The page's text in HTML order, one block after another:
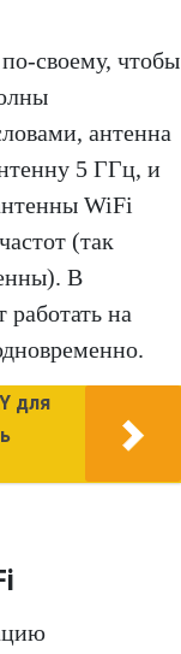
своему, чтобы
антенна
5 ГГц, и
WiFi
(так
В
на
для